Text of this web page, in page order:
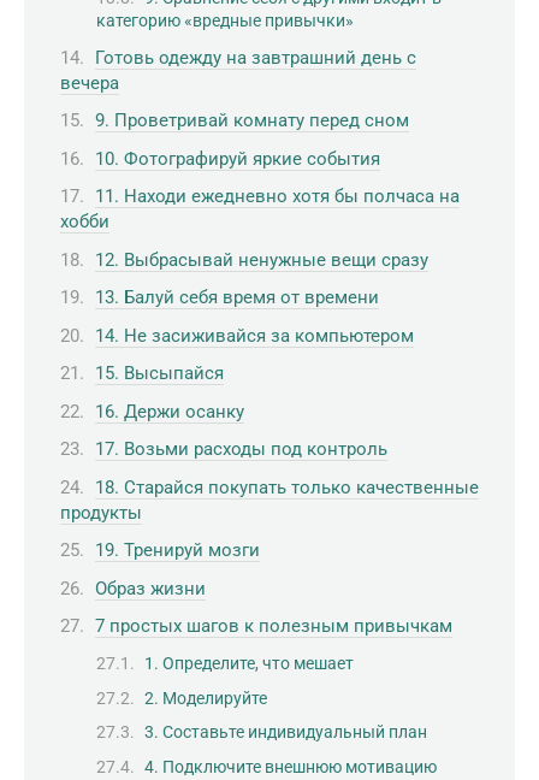
категорию «вредные привычки»
Готовь одежду на завтрашний день с
вечера
9. Проветривай комнату перед сном
10. Фотографируй яркие события
11. Находи ежедневно хотя бы полчаса на
хобби
12. Выбрасывай ненужные вещи сразу
13. Балуй себя время от времени
14. Не засиживайся за компьютером
15. Высыпайся
16. Держи осанку
17. Возьми расходы под контроль
18. Старайся покупать только качественные
продукты
19. Тренируй мозги
Образ жизни
7 простых шагов к полезным привычкам
1. Определите, что мешает
2. Моделируйте
3. Составьте индивидуальный план
4. Подключите внешнюю мотивацию